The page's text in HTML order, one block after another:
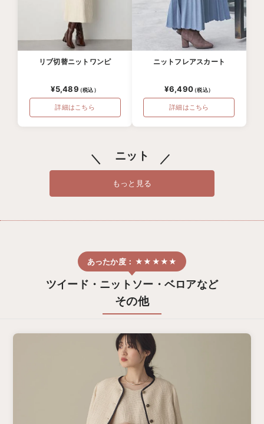
リブ切替ニットワンピ
¥5,489
詳細はこちら
ニットフレアスカート
¥6,490
詳細はこちら
ニット
もっと見る
ツイード・ニットソー・ベロアなど
その他